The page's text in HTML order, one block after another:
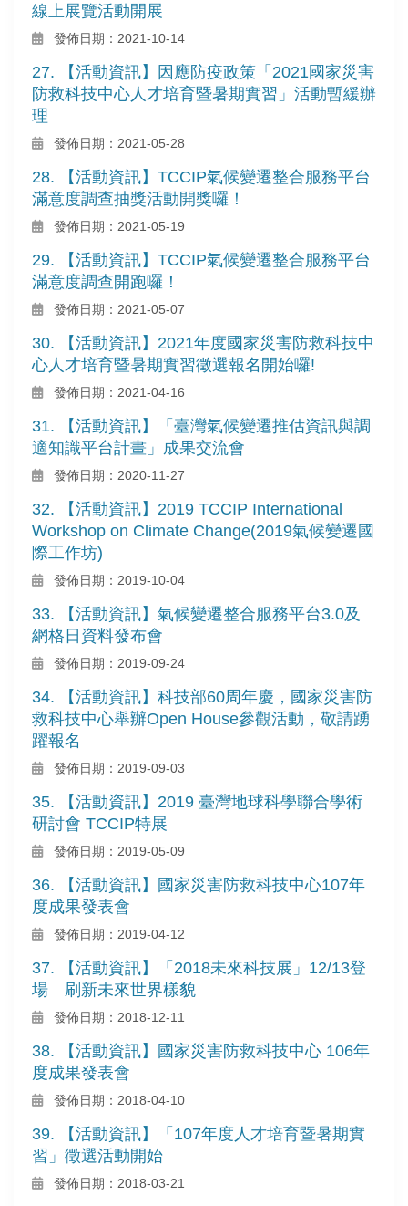
線上展覽活動開展
發佈日期：2021-10-14
27. 【活動資訊】因應防疫政策「2021國家災害
防救科技中心人才培育暨暑期實習」活動暫緩辦
理
發佈日期：2021-05-28
28. 【活動資訊】TCCIP氣候變遷整合服務平台
滿意度調查抽獎活動開獎囉！
發佈日期：2021-05-19
29. 【活動資訊】TCCIP氣候變遷整合服務平台
滿意度調查開跑囉！
發佈日期：2021-05-07
30. 【活動資訊】2021年度國家災害防救科技中
心人才培育暨暑期實習徵選報名開始囉!
發佈日期：2021-04-16
31. 【活動資訊】「臺灣氣候變遷推估資訊與調
適知識平台計畫」成果交流會
發佈日期：2020-11-27
32. 【活動資訊】2019 TCCIP International
Workshop on Climate Change(2019氣候變遷國
際工作坊)
發佈日期：2019-10-04
33. 【活動資訊】氣候變遷整合服務平台3.0及
網格日資料發布會
發佈日期：2019-09-24
34. 【活動資訊】科技部60周年慶，國家災害防
救科技中心舉辦Open House參觀活動，敬請踴
躍報名
發佈日期：2019-09-03
35. 【活動資訊】2019 臺灣地球科學聯合學術
研討會 TCCIP特展
發佈日期：2019-05-09
36. 【活動資訊】國家災害防救科技中心107年
度成果發表會
發佈日期：2019-04-12
37. 【活動資訊】「2018未來科技展」12/13登
場 刷新未來世界樣貌
發佈日期：2018-12-11
38. 【活動資訊】國家災害防救科技中心 106年
度成果發表會
發佈日期：2018-04-10
39. 【活動資訊】「107年度人才培育暨暑期實
習」徵選活動開始
發佈日期：2018-03-21